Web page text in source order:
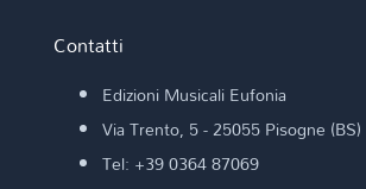
Contatti
Edizioni Musicali Eufonia
Via Trento, 5 - 25055 Pisogne (BS)
Tel: +39 0364 87069